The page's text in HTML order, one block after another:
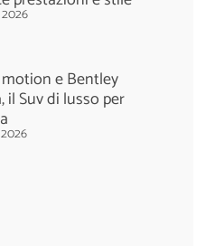
e Bentley
il Suv di lusso per